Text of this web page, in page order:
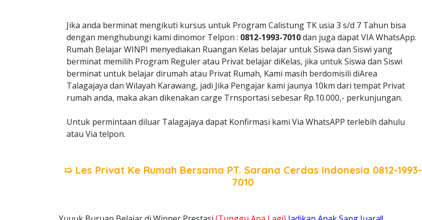
Jika anda berminat mengikuti kursus untuk Program Calistung TK usia 3 s/d 7 Tahun bisa
dengan menghubungi kami dinomor Telpon : 0812-1993-7010dan juga dapat VIA WhatsApp.
Rumah Belajar WINPI menyediakan Ruangan Kelas belajar untuk Siswa dan Siswi yang
berminat memilih Program Reguler atau Privat belajar diKelas, jika untuk Siswa dan Siswi
berminat untuk belajar dirumah atau Privat Rumah, Kami masih berdomisili diArea
Talagajaya dan Wilayah Karawang, jadi Jika Pengajar kami jaunya 10km dari tempat Privat
rumah anda, maka akan dikenakan carge Trnsportasi sebesar Rp.10.000,- perkunjungan.
Untuk permintaan diluar Talagajaya dapat Konfirmasi kami Via WhatsAPP terlebih dahulu
atau Via telpon.
➯ Les Privat Ke Rumah Bersama PT. Sarana Cerdas Indonesia 0812-1993-
7010